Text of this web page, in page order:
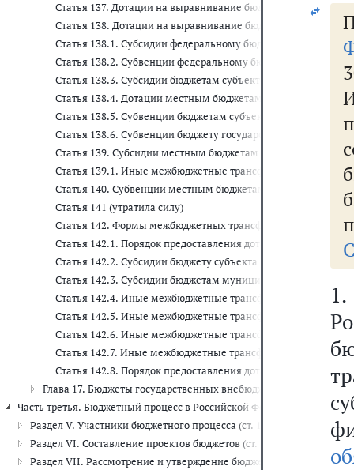
Статья 137. Дотации на выравнивание бюджетной
Статья 138. Дотации на выравнивание бюджетной
Статья 138.1. Субсидии федеральному бюджету из бюджета
Статья 138.2. Субвенции федеральному бюджету из бюджета
Статья 138.3. Субсидии бюджетам субъектов Российской
Статья 138.4. Дотации местным бюджетам на поддержку
Статья 138.5. Субвенции бюджетам субъектов Российской
Статья 138.6. Субвенции бюджету государственного
Статья 139. Субсидии местным бюджетам из бюджета
Статья 139.1. Иные межбюджетные трансферты,
Статья 140. Субвенции местным бюджетам из бюджета
Статья 141 (утратила силу)
Статья 142. Формы межбюджетных трансфертов,
Статья 142.1. Порядок предоставления дотаций на
Статья 142.2. Субсидии бюджету субъекта Российской
Статья 142.3. Субсидии бюджетам муниципальных
Статья 142.4. Иные межбюджетные трансферты бюджетам
Статья 142.5. Иные межбюджетные трансферты из
Статья 142.6. Иные межбюджетные трансферты бюджетам
Статья 142.7. Иные межбюджетные трансферты из бюджетов
Статья 142.8. Порядок предоставления дотаций на
Глава 17. Бюджеты государственных внебюджетных фондов (ст.
Часть третья. Бюджетный процесс в Российской Федерации (ст. 151-
Раздел V. Участники бюджетного процесса (ст. 151-168.6)
Раздел VI. Составление проектов бюджетов (ст. 169-184)
Раздел VII. Рассмотрение и утверждение бюджетов (ст. 184.1-214)